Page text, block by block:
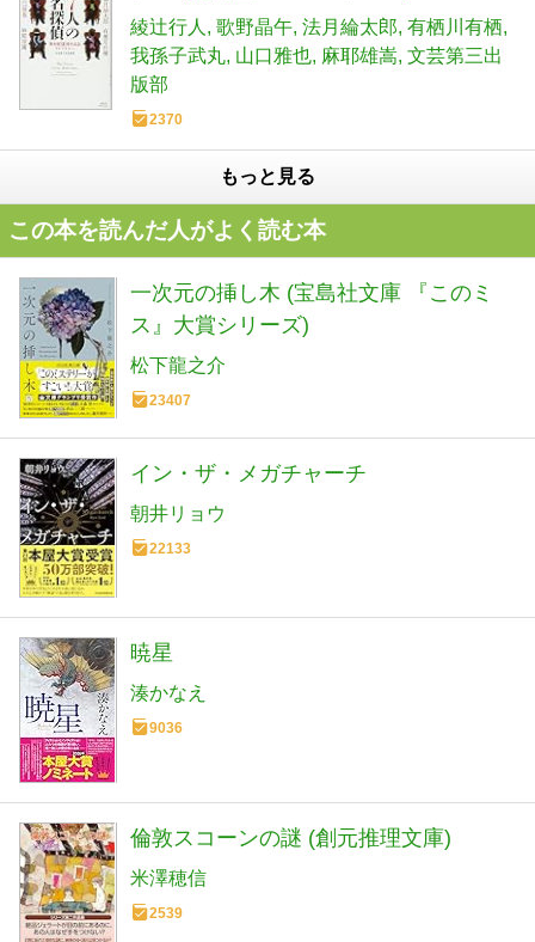
綾辻行人 歌野晶午 法月綸太郎 有栖川有栖
我孫子武丸 山口雅也 麻耶雄嵩 文芸第三出
版部
2370
もっと見る
この本を読んだ人がよく読む本
一次元の挿し木 (宝島社文庫 『このミ
ス』大賞シリーズ)
松下龍之介
23407
イン・ザ・メガチャーチ
朝井リョウ
22133
暁星
湊かなえ
9036
倫敦スコーンの謎 (創元推理文庫)
米澤穂信
2539